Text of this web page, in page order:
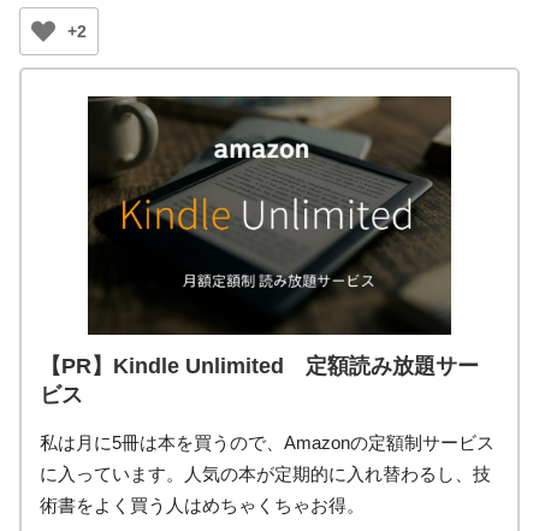
+2
【PR】Kindle Unlimited 定額読み放題サー
ビス
私は月に5冊は本を買うので、Amazonの定額制サービス
に入っています。人気の本が定期的に入れ替わるし、技
術書をよく買う人はめちゃくちゃお得。